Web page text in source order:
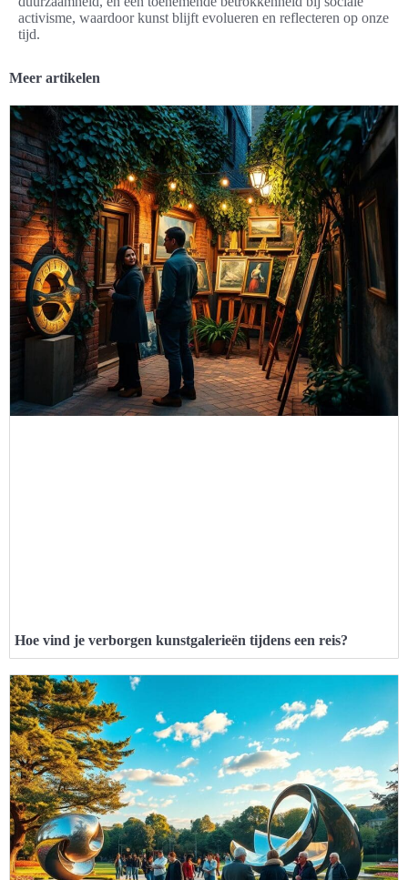
activisme, waardoor kunst blijft evolueren en reflecteren op onze
tijd.
Meer artikelen
Hoe vind je verborgen kunstgalerieën tijdens een reis?